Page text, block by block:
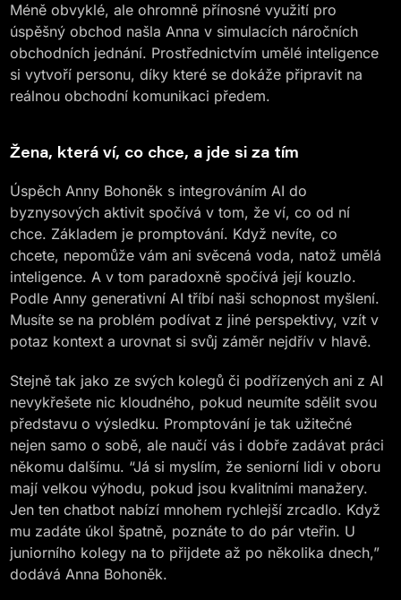
Méně obvyklé, ale ohromně přínosné využití pro
úspěšný obchod našla Anna v simulacích náročních
obchodních jednání. Prostřednictvím umělé inteligence
si vytvoří personu, díky které se dokáže připravit na
reálnou obchodní komunikaci předem.
Žena, která ví, co chce, a jde si za tím
Úspěch Anny Bohoněk s integrováním AI do
byznysových aktivit spočívá v tom, že ví, co od ní
chce. Základem je promptování. Když nevíte, co
chcete, nepomůže vám ani svěcená voda, natož umělá
inteligence. A v tom paradoxně spočívá její kouzlo.
Podle Anny generativní AI tříbí naši schopnost myšlení.
Musíte se na problém podívat z jiné perspektivy, vzít v
potaz kontext a urovnat si svůj záměr nejdřív v hlavě.
Stejně tak jako ze svých kolegů či podřízených ani z AI
nevykřešete nic kloudného, pokud neumíte sdělit svou
představu o výsledku. Promptování je tak užitečné
nejen samo o sobě, ale naučí vás i dobře zadávat práci
někomu dalšímu. “Já si myslím, že seniorní lidi v oboru
mají velkou výhodu, pokud jsou kvalitními manažery.
Jen ten chatbot nabízí mnohem rychlejší zrcadlo. Když
mu zadáte úkol špatně, poznáte to do pár vteřin. U
juniorního kolegy na to přijdete až po několika dnech,”
dodává Anna Bohoněk.